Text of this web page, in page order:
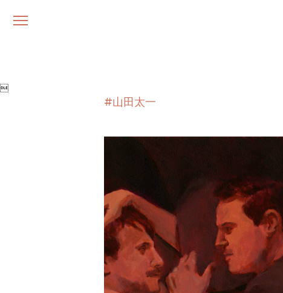
メ

#山田太一